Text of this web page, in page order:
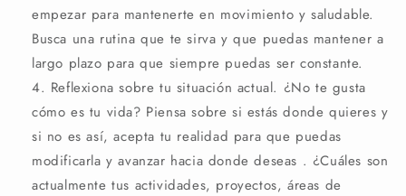
empezar para mantenerte en movimiento y saludable.
Busca una rutina que te sirva y que puedas mantener a
largo plazo para que siempre puedas ser constante.
Reflexiona sobre tu situación actual. ¿No te gusta
cómo es tu vida? Piensa sobre si estás donde quieres y
si no es así, acepta tu realidad para que puedas
modificarla y avanzar hacia donde deseas . ¿Cuáles son
actualmente tus actividades, proyectos, áreas de